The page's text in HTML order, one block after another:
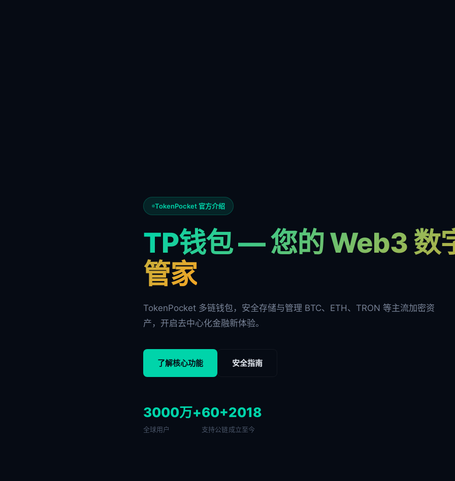
TokenPocket 官方介绍
TP钱包 — 您的 Web3 数
管家
TokenPocket 多链钱包，安全存储与管理 BTC、ETH、TRON 等主流加密资
产，开启去中心化金融新体验。
了解核心功能 安全指南
3000万+
全球用户
60+
支持公链
2018
成立至今